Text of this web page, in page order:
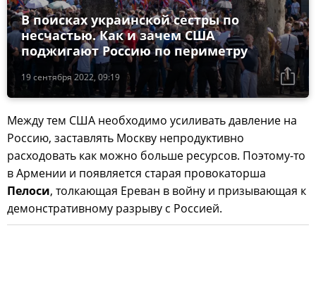
19 сентября 2022, 09:19
В поисках украинской сестры по
несчастью. Как и зачем США
поджигают Россию по периметру
Между тем США необходимо усиливать давление на
Россию, заставлять Москву непродуктивно
расходовать как можно больше ресурсов. Поэтому-то
в Армении и появляется старая провокаторша
Пелоси, толкающая Ереван в войну и призывающая к
демонстративному разрыву с Россией.